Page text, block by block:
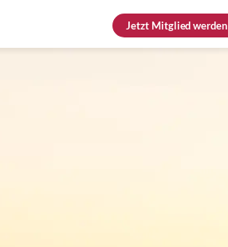
JetztMitglied werden